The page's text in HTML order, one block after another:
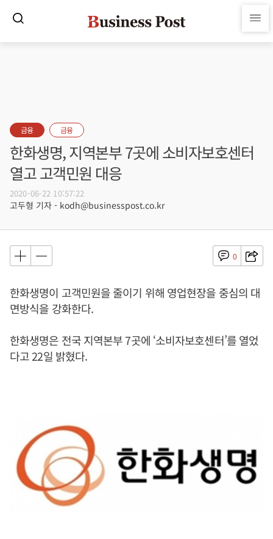
금융 금융
한화생명, 지역본부 7곳에 소비자보호센터
열고 고객민원 대응
2020-06-22 10:57:22
고두형 기자 - kodh@businesspost.co.kr
0
한화생명이 고객민원을 줄이기 위해 영업현장을 중심의 대
면방식을 강화한다.
한화생명은 전국 지역본부 7곳에 ‘소비자보호센터’를 열었
다고 22일 밝혔다.